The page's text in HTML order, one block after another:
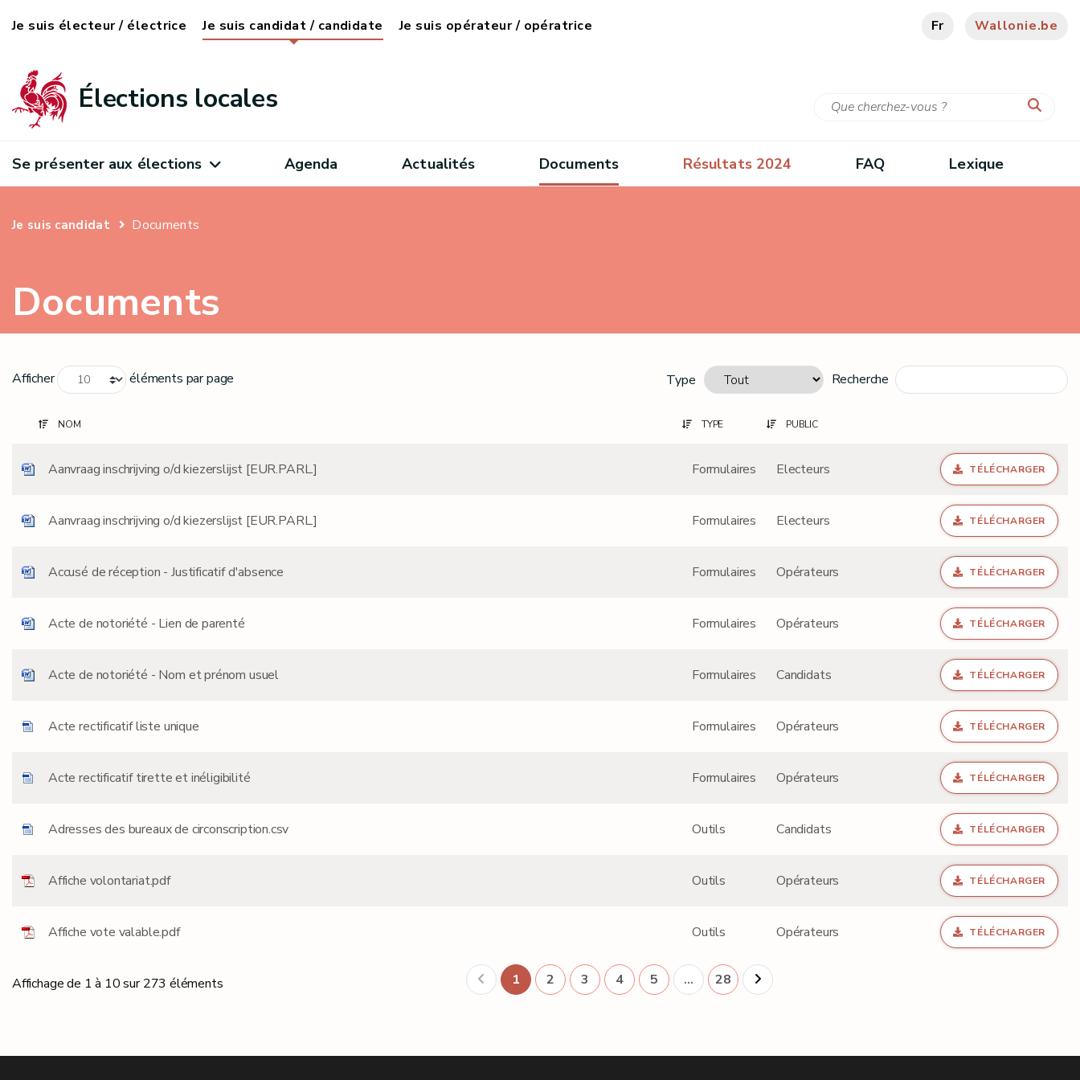
Je suis électeur / électrice Je suis candidat / candidate Je suis opérateur / opératrice Fr Wallonie.be
Élections locales
Se présenter aux élections Agenda Actualités Documents Résultats 2024 FAQ Lexique
Je suis candidat Documents
Documents
Afficher éléments par page Recherche
Type
NOM TYPE PUBLIC
Aanvraag inschrijving o/d kiezerslijst [EUR.PARL.] Formulaires Electeurs TÉLÉCHARGER
Aanvraag inschrijving o/d kiezerslijst [EUR.PARL.] Formulaires Electeurs TÉLÉCHARGER
Accusé de réception - Justificatif d'absence Formulaires Opérateurs TÉLÉCHARGER
Acte de notoriété - Lien de parenté Formulaires Opérateurs TÉLÉCHARGER
Acte de notoriété - Nom et prénom usuel Formulaires Candidats TÉLÉCHARGER
Acte rectificatif liste unique Formulaires Opérateurs TÉLÉCHARGER
Acte rectificatif tirette et inéligibilité Formulaires Opérateurs TÉLÉCHARGER
Adresses des bureaux de circonscription.csv Outils Candidats TÉLÉCHARGER
Affiche volontariat.pdf Outils Opérateurs TÉLÉCHARGER
Affiche vote valable.pdf Outils Opérateurs TÉLÉCHARGER
Affichage de 1 à 10 sur 273 éléments 1 2 3 4 5 … 28